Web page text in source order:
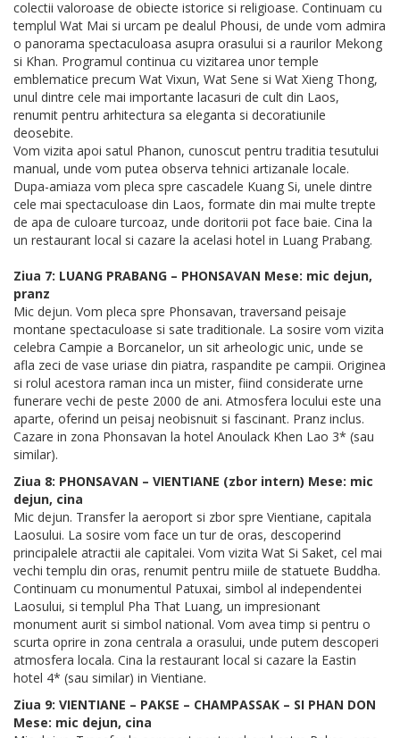
colectii valoroase de obiecte istorice si religioase. Continuam cu
templul Wat Mai si urcam pe dealul Phousi, de unde vom admira
o panorama spectaculoasa asupra orasului si a raurilor Mekong
si Khan. Programul continua cu vizitarea unor temple
emblematice precum Wat Vixun, Wat Sene si Wat Xieng Thong,
unul dintre cele mai importante lacasuri de cult din Laos,
renumit pentru arhitectura sa eleganta si decoratiunile
deosebite.
Vom vizita apoi satul Phanon, cunoscut pentru traditia tesutului
manual, unde vom putea observa tehnici artizanale locale.
Dupa-amiaza vom pleca spre cascadele Kuang Si, unele dintre
cele mai spectaculoase din Laos, formate din mai multe trepte
de apa de culoare turcoaz, unde doritorii pot face baie. Cina la
un restaurant local si cazare la acelasi hotel in Luang Prabang.
Ziua 7: LUANG PRABANG – PHONSAVAN Mese: mic dejun,
pranz
Mic dejun. Vom pleca spre Phonsavan, traversand peisaje
montane spectaculoase si sate traditionale. La sosire vom vizita
celebra Campie a Borcanelor, un sit arheologic unic, unde se
afla zeci de vase uriase din piatra, raspandite pe campii. Originea
si rolul acestora raman inca un mister, fiind considerate urne
funerare vechi de peste 2000 de ani. Atmosfera locului este una
aparte, oferind un peisaj neobisnuit si fascinant. Pranz inclus.
Cazare in zona Phonsavan la hotel Anoulack Khen Lao 3* (sau
similar).
Ziua 8: PHONSAVAN – VIENTIANE (zbor intern) Mese: mic
dejun, cina
Mic dejun. Transfer la aeroport si zbor spre Vientiane, capitala
Laosului. La sosire vom face un tur de oras, descoperind
principalele atractii ale capitalei. Vom vizita Wat Si Saket, cel mai
vechi templu din oras, renumit pentru miile de statuete Buddha.
Continuam cu monumentul Patuxai, simbol al independentei
Laosului, si templul Pha That Luang, un impresionant
monument aurit si simbol national. Vom avea timp si pentru o
scurta oprire in zona centrala a orasului, unde putem descoperi
atmosfera locala. Cina la restaurant local si cazare la Eastin
hotel 4* (sau similar) in Vientiane.
Ziua 9: VIENTIANE – PAKSE – CHAMPASSAK – SI PHAN DON
Mese: mic dejun, cina